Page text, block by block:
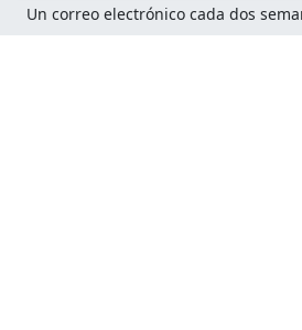
Un correo electrónico cada dos